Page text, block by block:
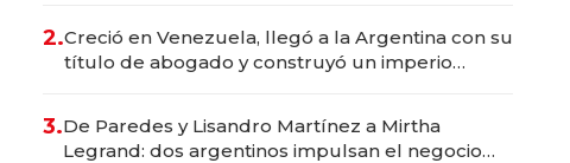
2.Creció en Venezuela, llegó a la Argentina con su
título de abogado y construyó un imperio
3.De Paredes y Lisandro Martínez a Mirtha
Legrand: dos argentinos impulsan el negocio